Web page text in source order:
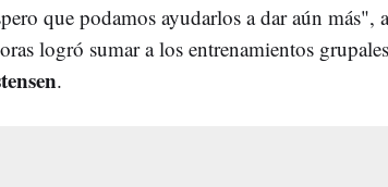
que podamos ayudarlos a dar aún más",
logró sumar a los entrenamientos
.